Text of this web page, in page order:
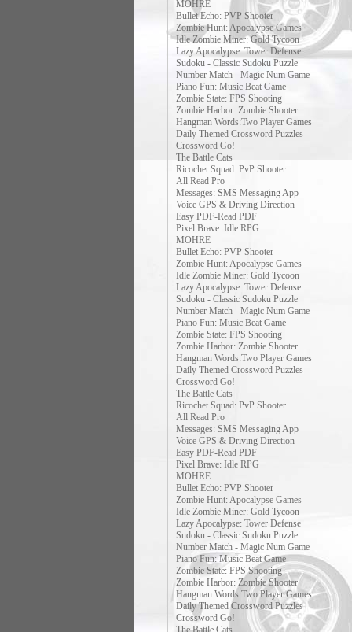
MOHRE
Bullet Echo: PVP Shooter
Zombie Hunt: Apocalypse Games
Idle Zombie Miner: Gold Tycoon
Lazy Apocalypse: Tower Defense
Sudoku - Classic Sudoku Puzzle
Number Match - Magic Num Game
Piano Fun: Music Beat Game
Zombie State: FPS Shooting
Zombie Harbor: Zombie Shooter
Hangman Words:Two Player Games
Daily Themed Crossword Puzzles
Crossword Go!
The Battle Cats
Ricochet Squad: PvP Shooter
All Read Pro
Messages: SMS Messaging App
Voice GPS & Driving Direction
Easy PDF-Read PDF
Pixel Brave: Idle RPG
MOHRE
Bullet Echo: PVP Shooter
Zombie Hunt: Apocalypse Games
Idle Zombie Miner: Gold Tycoon
Lazy Apocalypse: Tower Defense
Sudoku - Classic Sudoku Puzzle
Number Match - Magic Num Game
Piano Fun: Music Beat Game
Zombie State: FPS Shooting
Zombie Harbor: Zombie Shooter
Hangman Words:Two Player Games
Daily Themed Crossword Puzzles
Crossword Go!
The Battle Cats
Ricochet Squad: PvP Shooter
All Read Pro
Messages: SMS Messaging App
Voice GPS & Driving Direction
Easy PDF-Read PDF
Pixel Brave: Idle RPG
MOHRE
Bullet Echo: PVP Shooter
Zombie Hunt: Apocalypse Games
Idle Zombie Miner: Gold Tycoon
Lazy Apocalypse: Tower Defense
Sudoku - Classic Sudoku Puzzle
Number Match - Magic Num Game
Piano Fun: Music Beat Game
Zombie State: FPS Shooting
Zombie Harbor: Zombie Shooter
Hangman Words:Two Player Games
Daily Themed Crossword Puzzles
Crossword Go!
The Battle Cats